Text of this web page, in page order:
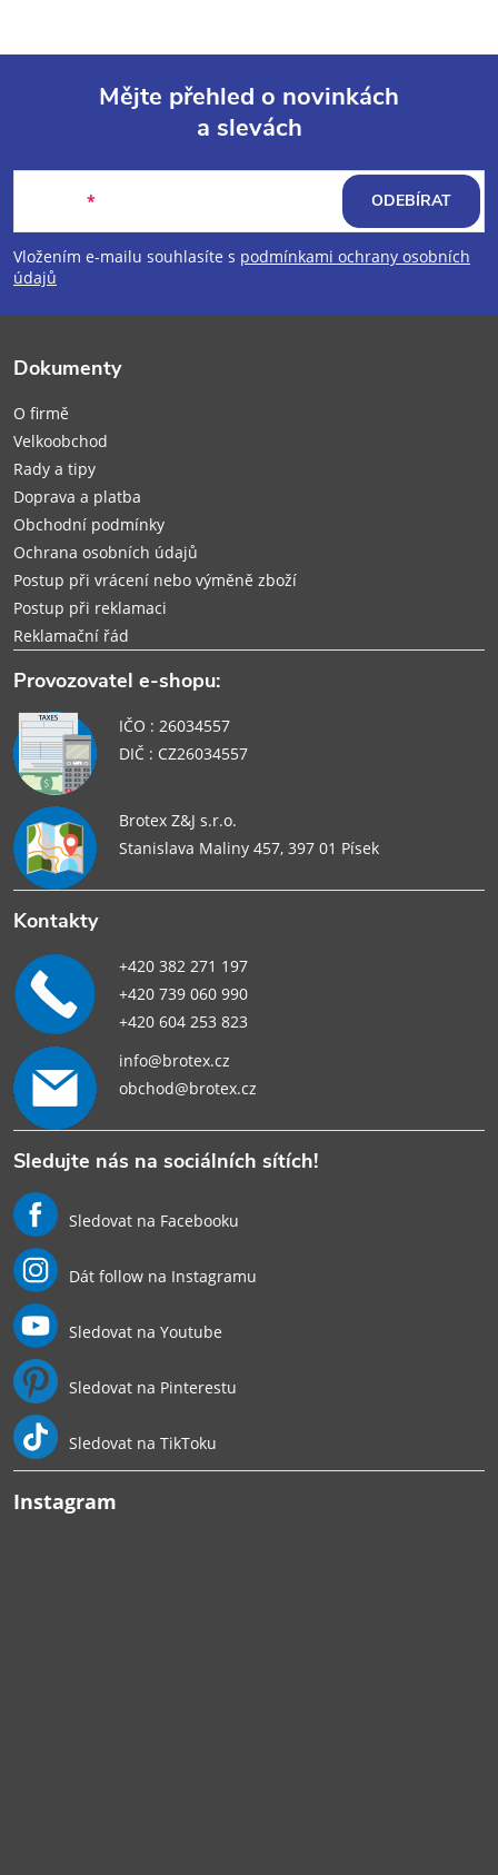
p
a
Mějte přehled o novinkách
a slevách
Vložením e-mailu souhlasíte s podmínkami ochrany osobních
údajů
ODEBÍRAT
Dokumenty
O firmě
Velkoobchod
Rady a tipy
Doprava a platba
Obchodní podmínky
Ochrana osobních údajů
Postup při vrácení nebo výměně zboží
Postup při reklamaci
Reklamační řád
Provozovatel e-shopu:
IČO : 26034557
DIČ : CZ26034557
Brotex Z&J s.r.o.
Stanislava Maliny 457, 397 01 Písek
Kontakty
+420 382 271 197
+420 739 060 990
+420 604 253 823
info@brotex.cz
obchod@brotex.cz
Sledujte nás na sociálních sítích!
Sledovat na Facebooku
Dát follow na Instagramu
Sledovat na Youtube
Sledovat na Pinterestu
Sledovat na TikToku
Instagram